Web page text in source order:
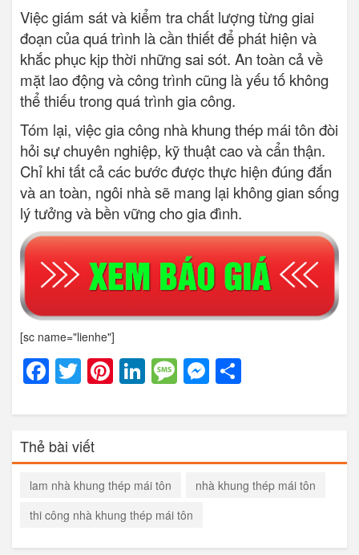
Việc giám sát và kiểm tra chất lượng từng giai
đoạn của quá trình là cần thiết để phát hiện và
khắc phục kịp thời những sai sót. An toàn cả về
mặt lao động và công trình cũng là yếu tố không
thể thiếu trong quá trình gia công.
Tóm lại, việc gia công nhà khung thép mái tôn đòi
hỏi sự chuyên nghiệp, kỹ thuật cao và cẩn thận.
Chỉ khi tất cả các bước được thực hiện đúng đắn
và an toàn, ngôi nhà sẽ mang lại không gian sống
lý tưởng và bền vững cho gia đình.
[sc name="lienhe"]
Facebook
Twitter
Pinterest
LinkedIn
Message
Messenger
Thẻ bài viết
lam nhà khung thép mái tôn
nhà khung thép mái tôn
thi công nhà khung thép mái tôn